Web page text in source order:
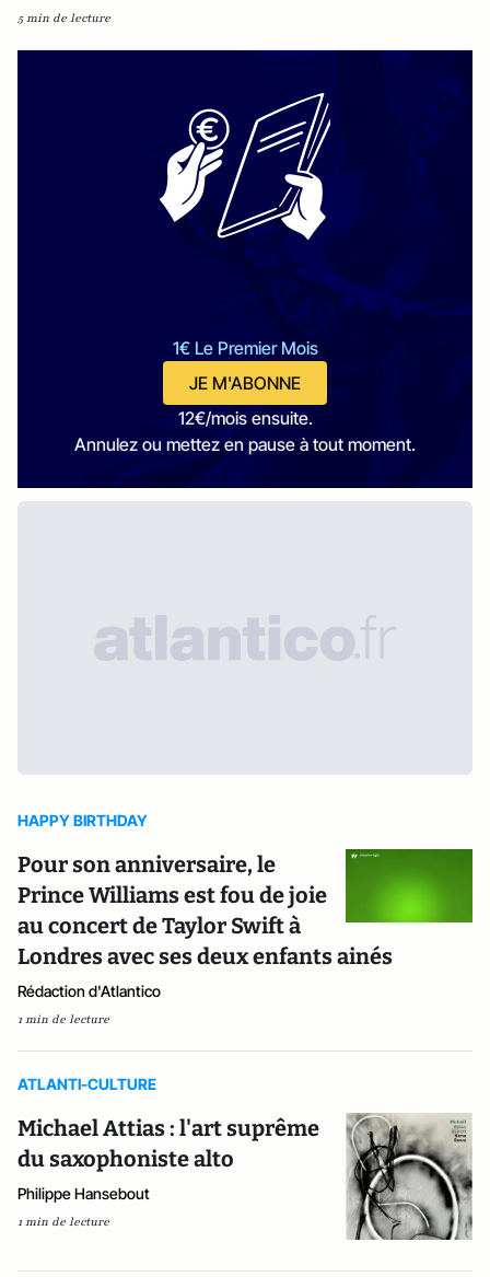
5 min de lecture
1€ Le Premier Mois
JE M'ABONNE
12€/mois ensuite.
Annulez ou mettez en pause à tout moment.
HAPPY BIRTHDAY
Pour son anniversaire, le
Prince Williams est fou de joie
au concert de Taylor Swift à
Londres avec ses deux enfants ainés
Rédaction d'Atlantico
1 min de lecture
ATLANTI-CULTURE
Michael Attias : l'art suprême
du saxophoniste alto
Philippe Hansebout
1 min de lecture